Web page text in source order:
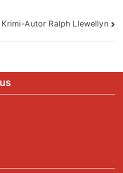
Autor Ralph Llewellyn